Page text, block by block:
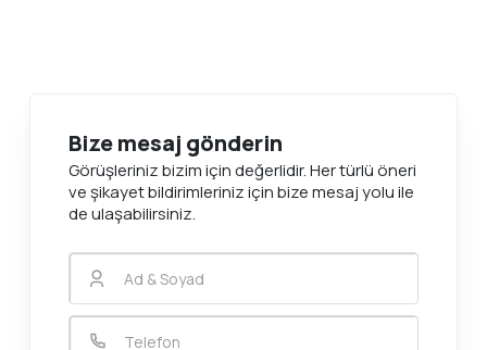
Bize mesaj gönderin
Görüşleriniz bizim için değerlidir. Her türlü öneri
ve şikayet bildirimleriniz için bize mesaj yolu ile
de ulaşabilirsiniz.